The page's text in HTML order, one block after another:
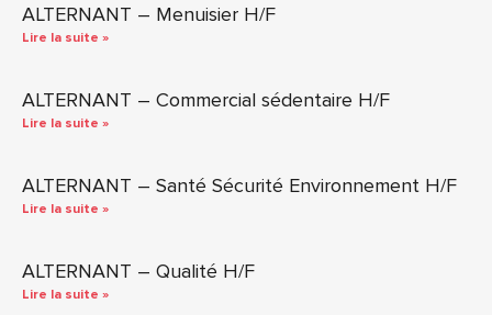
ALTERNANT – Menuisier H/F
Lire la suite »
ALTERNANT – Commercial sédentaire H/F
Lire la suite »
ALTERNANT – Santé Sécurité Environnement H/F
Lire la suite »
ALTERNANT – Qualité H/F
Lire la suite »